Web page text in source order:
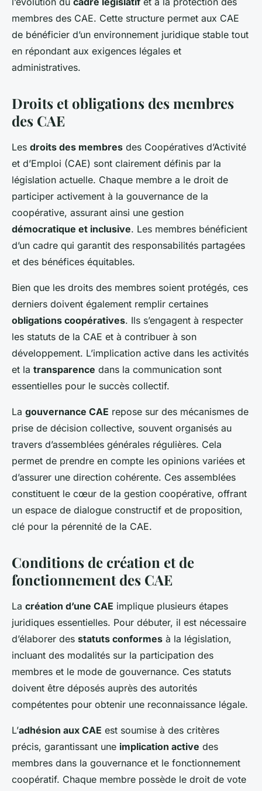
membres des CAE. Cette structure permet aux CAE
de bénéficier d’un environnement juridique stable tout
en répondant aux exigences légales et
administratives.
Droits et obligations des membres
des CAE
Les droits des membres des Coopératives d’Activité
et d’Emploi (CAE) sont clairement définis par la
législation actuelle. Chaque membre a le droit de
participer activement à la gouvernance de la
coopérative, assurant ainsi une gestion
démocratique et inclusive. Les membres bénéficient
d’un cadre qui garantit des responsabilités partagées
et des bénéfices équitables.
Bien que les droits des membres soient protégés, ces
derniers doivent également remplir certaines
obligations coopératives. Ils s’engagent à respecter
les statuts de la CAE et à contribuer à son
développement. L’implication active dans les activités
et la transparence dans la communication sont
essentielles pour le succès collectif.
La gouvernance CAE repose sur des mécanismes de
prise de décision collective, souvent organisés au
travers d’assemblées générales régulières. Cela
permet de prendre en compte les opinions variées et
d’assurer une direction cohérente. Ces assemblées
constituent le cœur de la gestion coopérative, offrant
un espace de dialogue constructif et de proposition,
clé pour la pérennité de la CAE.
Conditions de création et de
fonctionnement des CAE
La création d’une CAE implique plusieurs étapes
juridiques essentielles. Pour débuter, il est nécessaire
d’élaborer des statuts conformes à la législation,
incluant des modalités sur la participation des
membres et le mode de gouvernance. Ces statuts
doivent être déposés auprès des autorités
compétentes pour obtenir une reconnaissance légale.
L’adhésion aux CAE est soumise à des critères
précis, garantissant une implication active des
membres dans la gouvernance et le fonctionnement
coopératif. Chaque membre possède le droit de vote